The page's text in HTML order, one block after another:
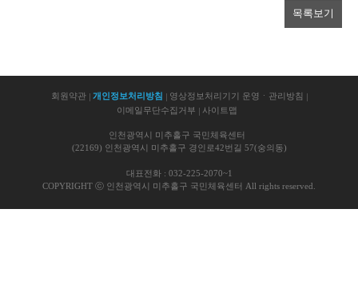
목록보기
회원약관 개인정보처리방침
영상정보처리기기 운영ㆍ관리방침
이메일무단수집거부
사이트맵
인천광역시 미추홀구 국민체육센터
(22169) 인천광역시 미추홀구 경인로42번길 57(숭의동)
대표전화 : 032-225-2070~1
COPYRIGHT ⓒ 인천광역시 미추홀구 국민체육센터 All rights reserved.